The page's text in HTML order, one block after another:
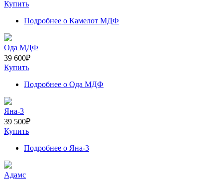
Купить
Подробнее о Камелот МДФ
Ода МДФ
39 600₽
Купить
Подробнее о Ода МДФ
Яна-3
39 500₽
Купить
Подробнее о Яна-3
Адамс